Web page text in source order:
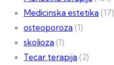
Medicinska estetika(17)
osteoporoza(1)
skolioza(1)
Tecar terapija(2)